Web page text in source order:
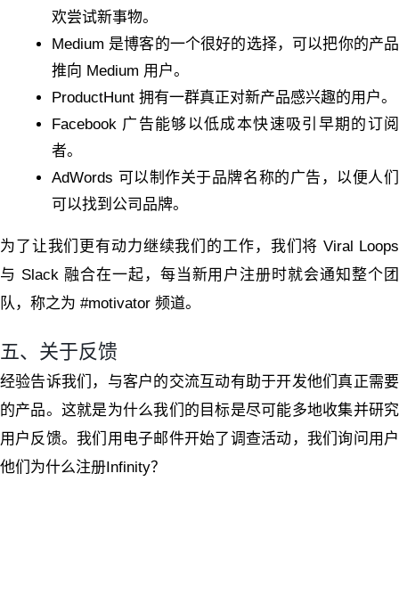
欢尝试新事物。
Medium 是博客的一个很好的选择，可以把你的产品
推向 Medium 用户。
ProductHunt 拥有一群真正对新产品感兴趣的用户。
Facebook 广告能够以低成本快速吸引早期的订阅
者。
AdWords 可以制作关于品牌名称的广告，以便人们
可以找到公司品牌。
为了让我们更有动力继续我们的工作，我们将 Viral Loops
与 Slack 融合在一起，每当新用户注册时就会通知整个团
队，称之为 #motivator 频道。
五、关于反馈
经验告诉我们，与客户的交流互动有助于开发他们真正需要
的产品。这就是为什么我们的目标是尽可能多地收集并研究
用户反馈。我们用电子邮件开始了调查活动，我们询问用户
他们为什么注册Infinity？